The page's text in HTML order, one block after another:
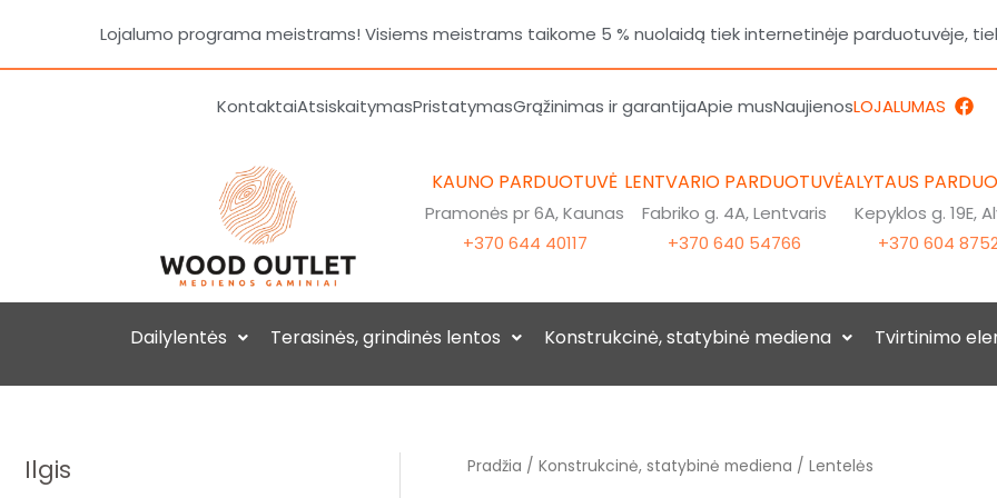
turinio
Lojalumo programa meistrams! Visiems meistrams taikome 5 % nuolaidą tiek internetinėje parduotuvėje,
KontaktaiAtsiskaitymasPristatymasGrąžinimas ir garantijaApie musNaujienosLOJALUMAS F
a
b
o
o
k
KAUNO PARDUOTUVĖ
Pramonės pr 6A, Kaunas
+370 644 40117
LENTVARIO PARDUOTUVĖ
Fabriko g. 4A, Lentvaris
+370 640 54766
ALYTAUS
Kepyklos g. 19E,
+370 604
Dailylentės Terasinės, grindinės lentos Konstrukcinė, statybinė mediena Tvirtinimo
Ilgis Pradžia / Konstrukcinė, statybinė mediena / Lentelės